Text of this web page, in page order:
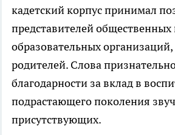
кадетский корпус принимал
представителей общественных
образовательных организаций,
родителей. Слова
благодарности за вклад в
подрастающего поколения
присутствующих.